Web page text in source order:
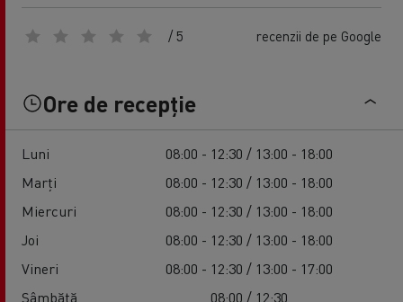
/ 5 recenzii de pe Google
Ore de recepție
Luni
08:00 - 12:30 / 13:00 - 18:00
Marți
08:00 - 12:30 / 13:00 - 18:00
Miercuri
08:00 - 12:30 / 13:00 - 18:00
Joi
08:00 - 12:30 / 13:00 - 18:00
Vineri
08:00 - 12:30 / 13:00 - 17:00
Sâmbătă
08:00 / 12:30